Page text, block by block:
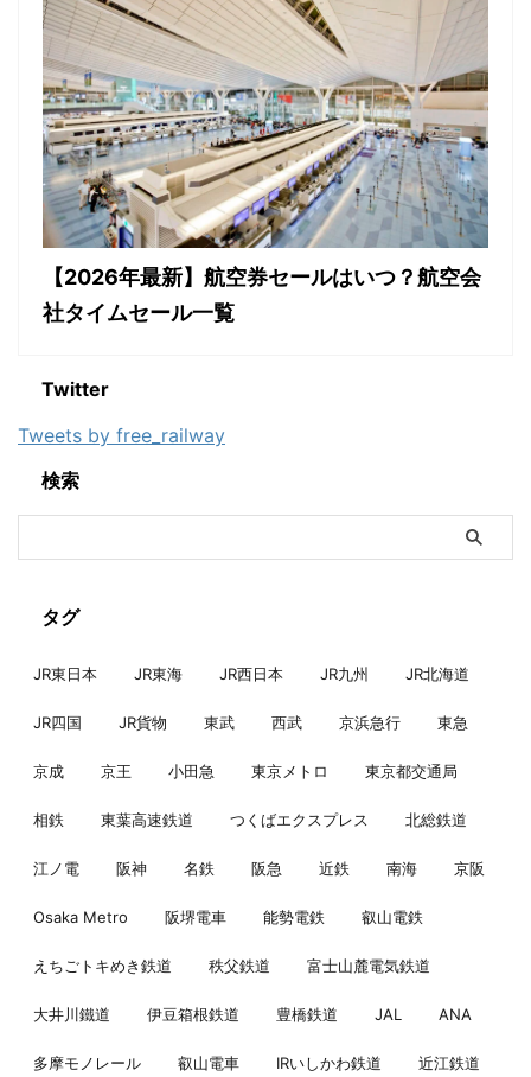
【2026年最新】航空券セールはいつ？航空会
社タイムセール一覧
Twitter
Tweets by free_railway
検索
タグ
JR東日本 JR東海 JR西日本 JR九州 JR北海道
JR四国 JR貨物 東武 西武 京浜急行 東急
京成 京王 小田急 東京メトロ 東京都交通局
相鉄 東葉高速鉄道 つくばエクスプレス 北総鉄道
江ノ電 阪神 名鉄 阪急 近鉄 南海 京阪
Osaka Metro 阪堺電車 能勢電鉄 叡山電鉄
えちごトキめき鉄道 秩父鉄道 富士山麓電気鉄道
大井川鐵道 伊豆箱根鉄道 豊橋鉄道 JAL ANA
多摩モノレール 叡山電車 IRいしかわ鉄道 近江鉄道